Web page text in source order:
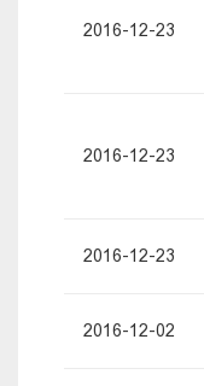
2016-12-23
2016-12-23
2016-12-23
2016-12-02